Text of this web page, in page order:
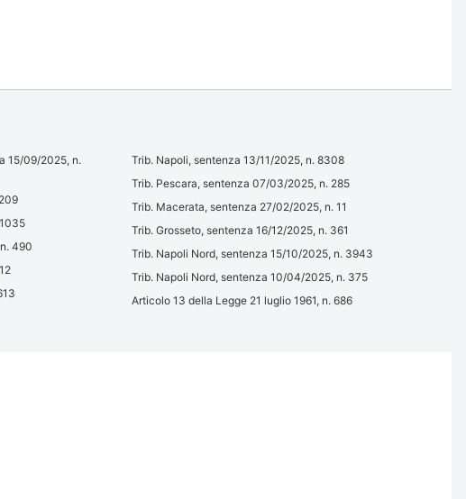
15/09/2025, n.
490
Trib. Napoli, sentenza 13/11/2025, n. 8308
Trib. Pescara, sentenza 07/03/2025, n. 285
Trib. Macerata, sentenza 27/02/2025, n. 11
Trib. Grosseto, sentenza 16/12/2025, n. 361
Trib. Napoli Nord, sentenza 15/10/2025, n. 3943
Trib. Napoli Nord, sentenza 10/04/2025, n. 375
Articolo 13 della Legge 21 luglio 1961, n. 686